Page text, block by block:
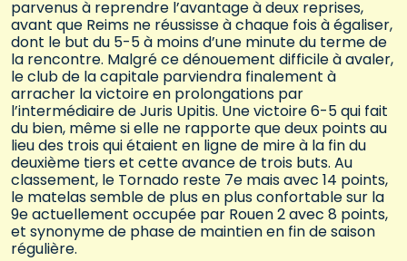
parvenus à reprendre l’avantage à deux reprises,
avant que Reims ne réussisse à chaque fois à égaliser,
dont le but du 5-5 à moins d’une minute du terme de
la rencontre. Malgré ce dénouement difficile à avaler,
le club de la capitale parviendra finalement à
arracher la victoire en prolongations par
l’intermédiaire de Juris Upitis. Une victoire 6-5 qui fait
du bien, même si elle ne rapporte que deux points au
lieu des trois qui étaient en ligne de mire à la fin du
deuxième tiers et cette avance de trois buts. Au
classement, le Tornado reste 7e mais avec 14 points,
le matelas semble de plus en plus confortable sur la
9e actuellement occupée par Rouen 2 avec 8 points,
et synonyme de phase de maintien en fin de saison
régulière.